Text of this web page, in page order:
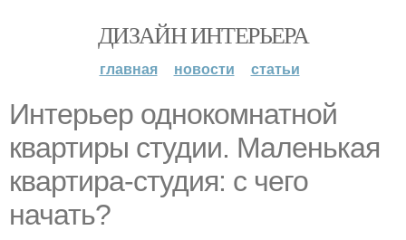
ДИЗАЙН ИНТЕРЬЕРА
главная новости статьи
Интерьер однокомнатной
квартиры студии. Маленькая
квартира-студия: с чего
начать?